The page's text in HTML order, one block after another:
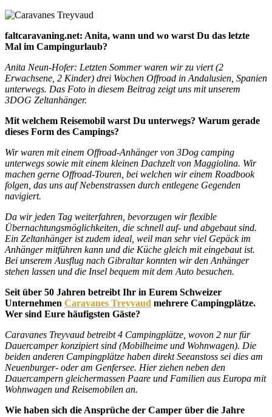
faltcaravaning.net: Anita, wann und wo warst Du das letzte
Mal im Campingurlaub?
Anita Neun-Hofer: Letzten Sommer waren wir zu viert (2
Erwachsene, 2 Kinder) drei Wochen Offroad in Andalusien, Spanien
unterwegs. Das Foto in diesem Beitrag zeigt uns mit unserem
3DOG Zeltanhänger.
Mit welchem Reisemobil warst Du unterwegs? Warum gerade
dieses Form des Campings?
Wir waren mit einem Offroad-Anhänger von 3Dog camping
unterwegs sowie mit einem kleinen Dachzelt von Maggiolina. Wir
machen gerne Offroad-Touren, bei welchen wir einem Roadbook
folgen, das uns auf Nebenstrassen durch entlegene Gegenden
navigiert.
Da wir jeden Tag weiterfahren, bevorzugen wir flexible
Übernachtungsmöglichkeiten, die schnell auf- und abgebaut sind.
Ein Zeltanhänger ist zudem ideal, weil man sehr viel Gepäck im
Anhänger mitführen kann und die Küche gleich mit eingebaut ist.
Bei unserem Ausflug nach Gibraltar konnten wir den Anhänger
stehen lassen und die Insel bequem mit dem Auto besuchen.
Seit über 50 Jahren betreibt Ihr in Eurem Schweizer
Unternehmen Caravanes Treyvaud mehrere Campingplätze.
Wer sind Eure häufigsten Gäste?
Caravanes Treyvaud betreibt 4 Campingplätze, wovon 2 nur für
Dauercamper konzipiert sind (Mobilheime und Wohnwagen). Die
beiden anderen Campingplätze haben direkt Seeanstoss sei dies am
Neuenburger- oder am Genfersee. Hier ziehen neben den
Dauercampern gleichermassen Paare und Familien aus Europa mit
Wohnwagen und Reisemobilen an.
Wie haben sich die Ansprüche der Camper über die Jahre